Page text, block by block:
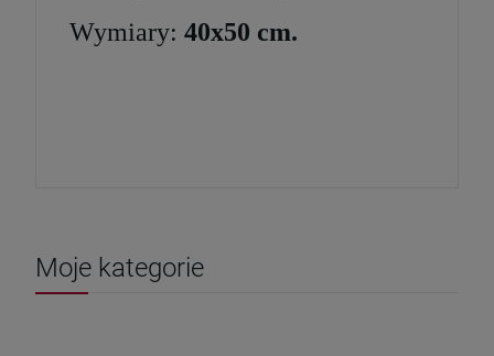
Wymiary: 40x50 cm.
Moje kategorie